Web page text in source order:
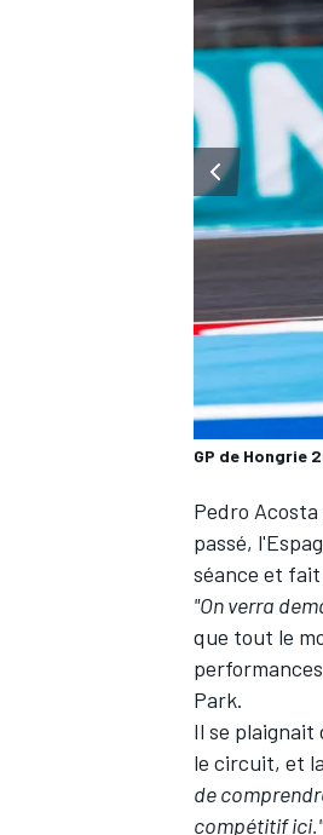
WEC
GP de Hongrie
Pedro Acosta
passé,
séance et
"On verra
que tout le
Park.
Il se plaignait
le circuit, et
de
compétitif ici."